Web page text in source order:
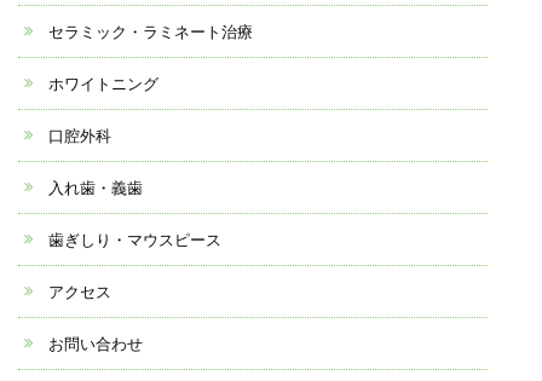
セラミック・ラミネート治療
ホワイトニング
口腔外科
入れ歯・義歯
歯ぎしり・マウスピース
アクセス
お問い合わせ